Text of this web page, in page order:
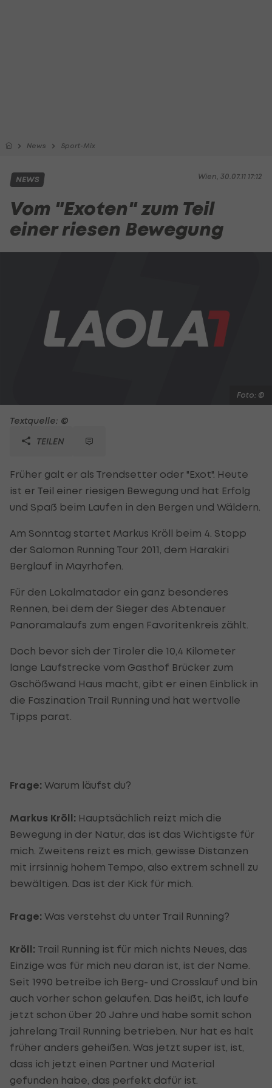
News Sport-Mix
Wien, 30.07.11 17:12
NEWS
Vom "Exoten" zum Teil
einer riesen Bewegung
Foto: ©
Textquelle: ©
TEILEN
Früher galt er als Trendsetter oder "Exot". Heute
ist er Teil einer riesigen Bewegung und hat Erfolg
und Spaß beim Laufen in den Bergen und Wäldern.
Am Sonntag startet Markus Kröll beim 4. Stopp
der Salomon Running Tour 2011, dem Harakiri
Berglauf in Mayrhofen.
Für den Lokalmatador ein ganz besonderes
Rennen, bei dem der Sieger des Abtenauer
Panoramalaufs zum engen Favoritenkreis zählt.
Doch bevor sich der Tiroler die 10,4 Kilometer
lange Laufstrecke vom Gasthof Brücker zum
Gschößwand Haus macht, gibt er einen Einblick in
die Faszination Trail Running und hat wertvolle
Tipps parat.
Frage: Warum läufst du?
Markus Kröll: Hauptsächlich reizt mich die
Bewegung in der Natur, das ist das Wichtigste für
mich. Zweitens reizt es mich, gewisse Distanzen
mit irrsinnig hohem Tempo, also extrem schnell zu
bewältigen. Das ist der Kick für mich.
Frage: Was verstehst du unter Trail Running?
Kröll: Trail Running ist für mich nichts Neues, das
Einzige was für mich neu daran ist, ist der Name.
Seit 1990 betreibe ich Berg- und Crosslauf und bin
auch vorher schon gelaufen. Das heißt, ich laufe
jetzt schon über 20 Jahre und habe somit schon
jahrelang Trail Running betrieben. Nur hat es halt
früher anders geheißen. Was jetzt super ist, ist,
dass ich jetzt einen Partner und Material
gefunden habe, das perfekt dafür ist.